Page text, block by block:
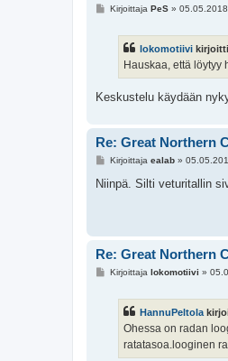
VKirjoittaja PeS»
lokomotiivi
Hauskaa, että
Keskustelu käydään
Re: Great Northern
V
e
Kirjoittaja ealab»
Niinpä. Silti veturitallin
Re: Great Northern
VKirjoittaja lokomotiivi »
HannuPeltola
Ohessa on radan
ratatasoa.looginen